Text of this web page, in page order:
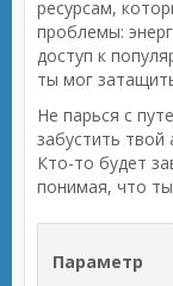
ресурсам,
проблемы:
доступ к
ты мог
Не парься с
забустить твой
Кто-то будет
понимая, что
Параметр